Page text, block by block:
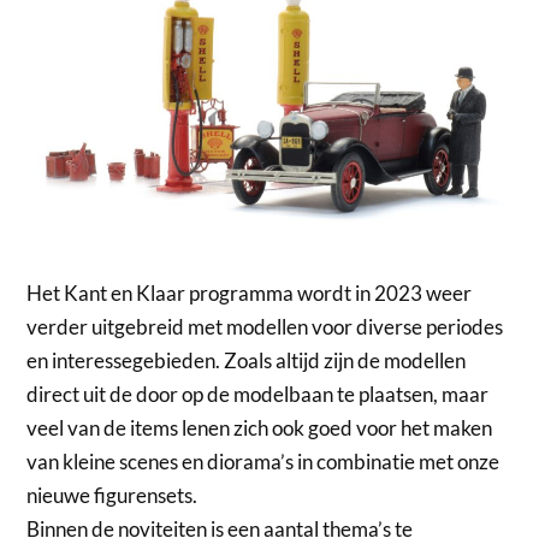
Het Kant en Klaar programma wordt in 2023 weer
verder uitgebreid met modellen voor diverse periodes
en interessegebieden. Zoals altijd zijn de modellen
direct uit de door op de modelbaan te plaatsen, maar
veel van de items lenen zich ook goed voor het maken
van kleine scenes en diorama’s in combinatie met onze
nieuwe figurensets.
Binnen de noviteiten is een aantal thema’s te